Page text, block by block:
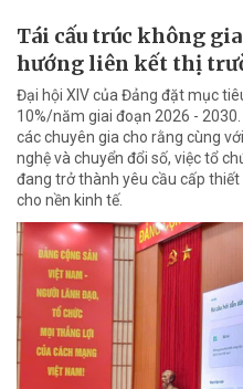
Tái cấu trúc không
hướng liên kết thị
Đại hội XIV của Đảng đặt mục
10%/năm giai đoạn 2026 -
các chuyên gia cho rằng cùng
nghệ và chuyển đổi số, việc tổ
đang trở thành yêu cầu cấp
cho nền kinh tế.